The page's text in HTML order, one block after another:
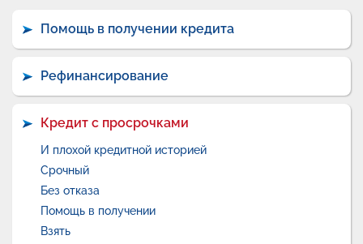
Помощь в получении кредита
Рефинансирование
Кредит с просрочками
И плохой кредитной историей
Срочный
Без отказа
Помощь в получении
Взять